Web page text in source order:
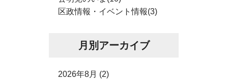
区政情報・イベント情報(3)
月別アーカイブ
2026年8月 (2)